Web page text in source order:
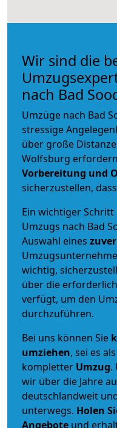
Wir sind die
nach Bad
Umzüge nach Bad
stressige
über große
Wolfsburg
Vorbereitung und
sicherzustellen,
Ein wichtiger
Umzugs nach Bad
Auswahl eines
wichtig,
über die
verfügt, um den
durchzuführen.
Bei uns können Sie
umziehen, sei es als
kompletter Umzug.
wir über die Jahre
deutschlandweit
unterwegs. Holen
Angebote und